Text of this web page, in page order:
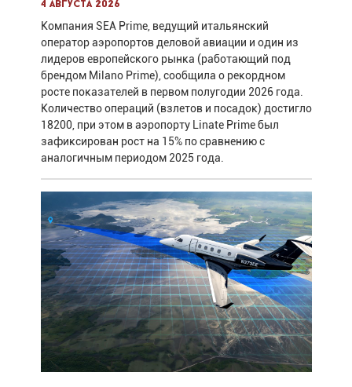
4 августа 2026
Компания SEA Prime, ведущий итальянский
оператор аэропортов деловой авиации и один из
лидеров европейского рынка (работающий под
брендом Milano Prime), сообщила о рекордном
росте показателей в первом полугодии 2026 года.
Количество операций (взлетов и посадок) достигло
18200, при этом в аэропорту Linate Prime был
зафиксирован рост на 15% по сравнению с
аналогичным периодом 2025 года.